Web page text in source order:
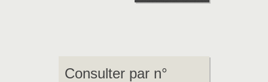
Consulter par n°